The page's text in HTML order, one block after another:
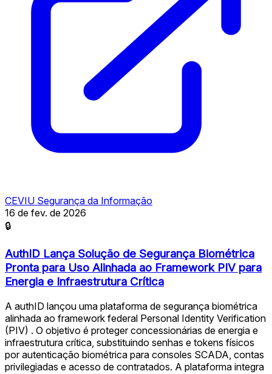
CEVIU Segurança da Informação
16 de fev. de 2026
🔒
AuthID Lança Solução de Segurança Biométrica
Pronta para Uso Alinhada ao Framework PIV para
Energia e Infraestrutura Crítica
A authID lançou uma plataforma de segurança biométrica
alinhada ao framework federal Personal Identity Verification
(PIV) . O objetivo é proteger concessionárias de energia e
infraestrutura crítica, substituindo senhas e tokens físicos
por autenticação biométrica para consoles SCADA, contas
privilegiadas e acesso de contratados. A plataforma integra